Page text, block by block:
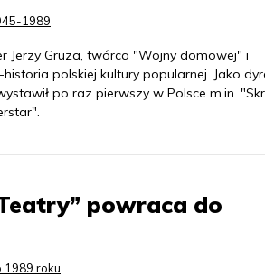
1989
Jerzy Gruza, twórca "Wojny domowej" i
polskiej kultury popularnej. Jako
po raz pierwszy w Polsce m.in.
powraca do
1989 roku